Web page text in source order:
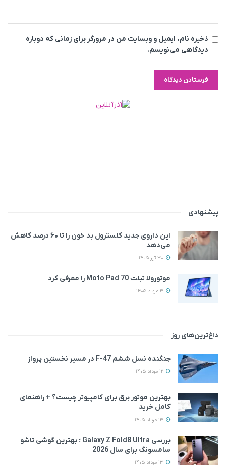
ذخیره نام، ایمیل و وبسایت من در مرورگر برای زمانی که دوباره
دیدگاهی می‌نویسم.
پیشنهادی
این داروی جدید کلسترول بد خون را تا ۶۰ درصد کاهش
می‌دهد
موتورولا تبلت Moto Pad 70 را معرفی کرد
داغ‌ترین‌های روز
جنگنده نسل ششم F-47 در مسیر نخستین پرواز
بهترین موتور برق برای کامپیوتر چیست؟ + راهنمای
کامل خرید
بررسی Galaxy Z Fold8 Ultra ؛ بهترین گوشی تاشو
سامسونگ برای سال 2026